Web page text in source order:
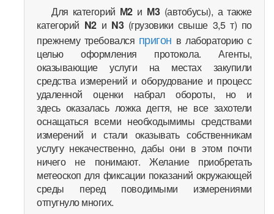
Для категорий М2и М3(автобусы), а также
категорий N2и N3(грузовики свыше 3,5 т) по
прежнему требовался пригон в лабораторию с
целью оформления протокола. Агенты,
оказывающие услуги на местах закупили
средства измерений и оборудование и процесс
удаленной оценки набрал обороты, но и
здесь оказалась ложка дегтя, не все захотели
оснащаться всеми необходымимы средствами
измерений и стали оказывать собственникам
услугу некачественно, дабы они в этом почти
ничего не понимают. Желание приобретать
метеоскоп для фиксации показаний окружающей
среды перед поводимыми измерениями
отпугнуло многих.